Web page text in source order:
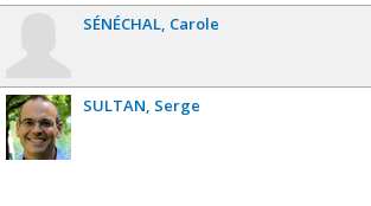
SÉNÉCHAL Carole
SULTAN Serge